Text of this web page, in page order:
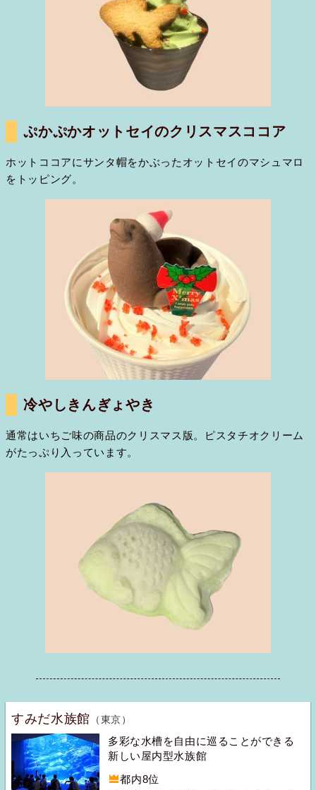
ぷかぷかオットセイのクリスマスココア
ホットココアにサンタ帽をかぶったオットセイのマシュマロ
をトッピング。
冷やしきんぎょやき
通常はいちご味の商品のクリスマス版。ピスタチオクリーム
がたっぷり入っています。
すみだ水族館 （東京）
多彩な水槽を自由に巡ることができる
新しい屋内型水族館
都内8位